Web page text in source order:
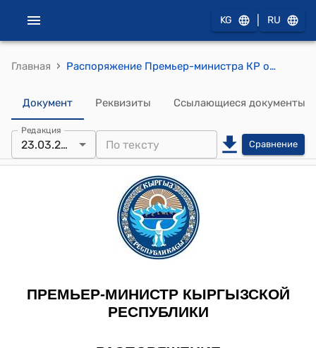
KG RU
Главная › Распоряжение Премьер-министра КР от 23 марта 2012 года № 354 (Об образовании межведомственной комиссии)
Документ Реквизиты Ссылающиеся документы
Редакция
23.03.2012 Сравнение